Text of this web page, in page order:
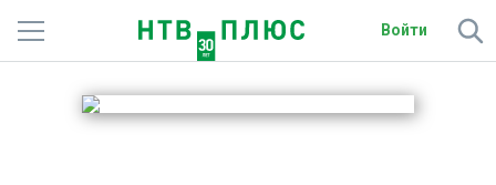
Войти
Телеканалы